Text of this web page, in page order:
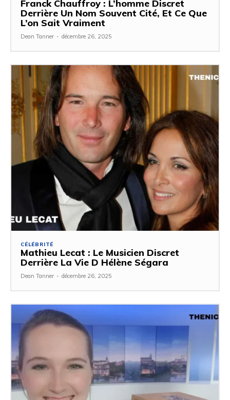
Franck Chauffroy : L’homme Discret
Derrière Un Nom Souvent Cité, Et Ce Que
L’on Sait Vraiment
Dean Tanner - décembre 26, 2025
CÉLÉBRITÉ
Mathieu Lecat : Le Musicien Discret
Derrière La Vie D Hélène Ségara
Dean Tanner - décembre 26, 2025